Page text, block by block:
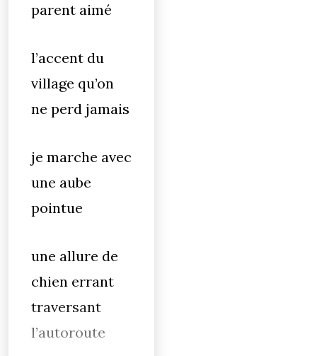
parent aimé
l’accent du
village qu’on
ne perd jamais
je marche avec
une aube
pointue
une allure de
chien errant
traversant
l’autoroute